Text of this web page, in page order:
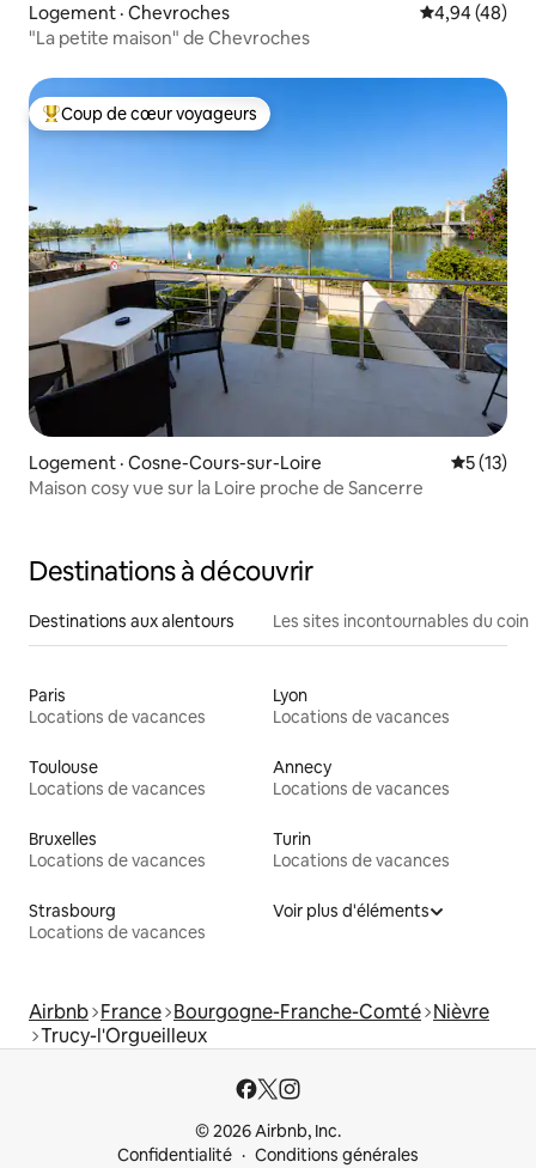
Logement · Chevroches Note
4,94 (48)
"La petite maison" de Chevroches
Coup de cœur voyageurs parmi les plus aimés
Coup de cœur voyageurs
Logement · Cosne-Cours-sur-Loire Note
5 (13)
Maison cosy vue sur la Loire proche de Sancerre
Destinations à découvrir
Destinations aux alentours Les sites incontournables du coin
Paris
Locations de vacances
Lyon
Locations de vacances
Toulouse
Locations de vacances
Annecy
Locations de vacances
Bruxelles
Locations de vacances
Turin
Locations de vacances
Strasbourg
Locations de vacances
Voir plus d'éléments
Airbnb France Bourgogne-Franche-Comté Nièvre
Trucy-l'Orgueilleux
© 2026 Airbnb, Inc.
Confidentialité
Conditions générales